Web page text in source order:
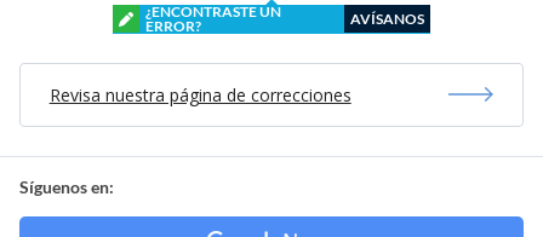
¿ENCONTRASTE UN
ERROR?
AVÍSANOS
Revisa nuestra página de correcciones
Síguenos en: